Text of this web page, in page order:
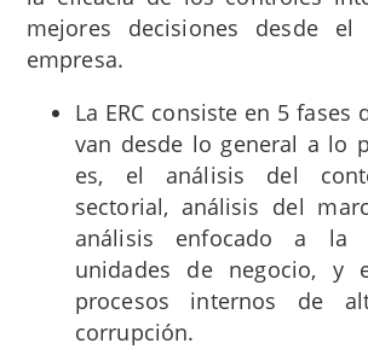
mejores decisiones desde
empresa.
La ERC consiste en 5 fases
van desde lo general a lo
es, el análisis del
sectorial, análisis del
análisis enfocado a la
unidades de negocio, y
procesos internos de
corrupción.